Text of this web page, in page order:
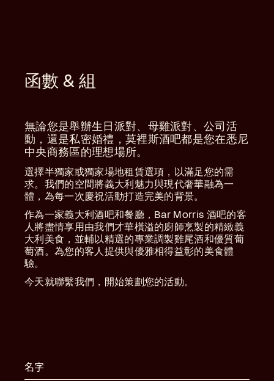
函數 & 組
無論您是舉辦生日派對、母雞派對、公司活
動，還是私密婚禮，莫裡斯酒吧都是您在悉尼
中央商務區的理想場所。
選擇半獨家或獨家場地租賃選項，以滿足您的需
求。我們的空間將義大利魅力與現代奢華融為一
體，為每一次慶祝活動打造完美的背景。
作為一家義大利酒吧和餐廳，Bar Morris 酒吧的客
人將盡情享用由我們才華橫溢的廚師烹製的精緻義
大利美食，並輔以精選的專業調製雞尾酒和優質葡
萄酒。為您的客人提供與優雅相得益彰的美食體
驗。
今天就聯繫我們，開始策劃您的活動。